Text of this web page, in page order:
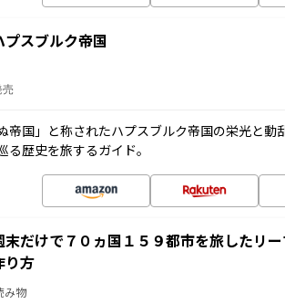
スブルク帝国
売
帝国」と称されたハプスブルク帝国の栄光と
る歴史を旅するガイド。
だけで７０ヵ国１５９都市を旅したリ
り方
み物